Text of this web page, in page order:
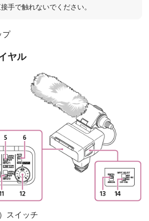
手で触れないでください。
プ
ヤル
スイッチ